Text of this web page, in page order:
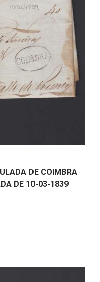
DE COIMBRA
DE 10-03-1839